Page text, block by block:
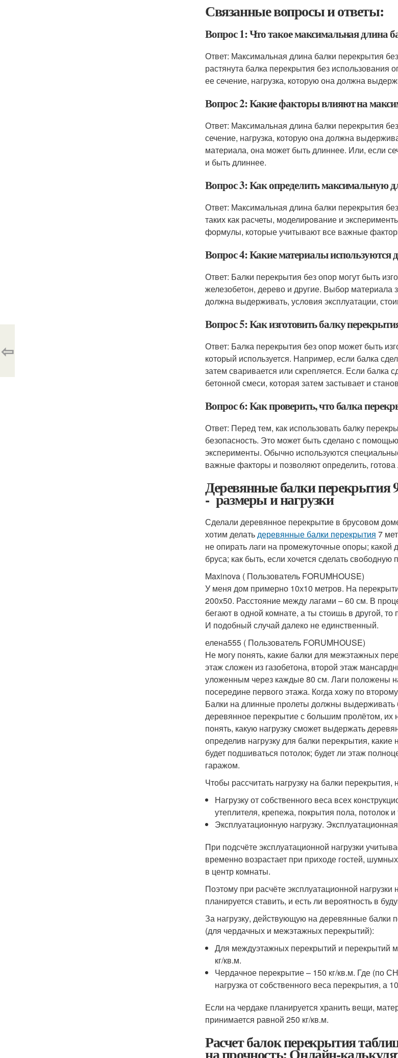
Связанные вопросы и ответы:
Вопрос 1: Что такое максимальная длина
Ответ: Максимальная длина балки перекрытия
растянута балка перекрытия без использования
ее сечение, нагрузка, которую она должна
Вопрос 2: Какие факторы влияют на
Ответ: Максимальная длина балки перекрытия
сечение, нагрузка, которую она должна
материала, она может быть длиннее. Или, если
и быть длиннее.
Вопрос 3: Как определить максимальную
Ответ: Максимальная длина балки перекрытия
таких как расчеты, моделирование и
формулы, которые учитывают все важные
Вопрос 4: Какие материалы используются
Ответ: Балки перекрытия без опор могут быть
железобетон, дерево и другие. Выбор материала
должна выдерживать, условия эксплуатации,
Вопрос 5: Как изготовить балку
Ответ: Балка перекрытия без опор может быть
который используется. Например, если балка
затем сваривается или скрепляется. Если балка
бетонной смеси, которая затем застывает и
Вопрос 6: Как проверить, что балка
Ответ: Перед тем, как использовать балку
безопасность. Это может быть сделано с
эксперименты. Обычно используются
важные факторы и позволяют определить, готова
Деревянные балки перекрытия
- размеры и нагрузки
Сделали деревянное перекрытие в брусовом
хотим делатьдеревянные балки перекрытия 7
не опирать лаги на промежуточные опоры;
бруса; как быть, если хочется сделать
Maxinova ( Пользователь FORUMHOUSE)
У меня дом примерно 10х10 метров. На
200х50. Расстояние между лагами – 60 см. В
бегают в одной комнате, а ты стоишь в другой,
И подобный случай далеко не единственный.
елена555 ( Пользователь FORUMHOUSE)
Не могу понять, какие балки для межэтажных
этаж сложен из газобетона, второй этаж
уложенным через каждые 80 см. Лаги положены
посередине первого этажа. Когда хожу по
Балки на длинные пролеты должны выдерживать
деревянное перекрытие с большим пролётом, их
понять, какую нагрузку сможет выдержать
определив нагрузку для балки перекрытия,
будет подшиваться потолок; будет ли этаж
гаражом.
Чтобы рассчитать нагрузку на балки перекрытия,
Нагрузку от собственного веса всех
утеплителя, крепежа, покрытия пола, потолок и
Эксплуатационную нагрузку.
При подсчёте эксплуатационной нагрузки
временно возрастает при приходе гостей,
в центр комнаты.
Поэтому при расчёте эксплуатационной
планируется ставить, и есть ли вероятность в
За нагрузку, действующую на деревянные
(для чердачных и межэтажных перекрытий):
Для междуэтажных перекрытий и перекрытий
кг/кв.м.
Чердачное перекрытие – 150 кг/кв.м. Где (по
нагрузка от собственного веса перекрытия, а
Если на чердаке планируется хранить вещи,
принимается равной 250 кг/кв.м.
Расчет балок перекрытия
⇦